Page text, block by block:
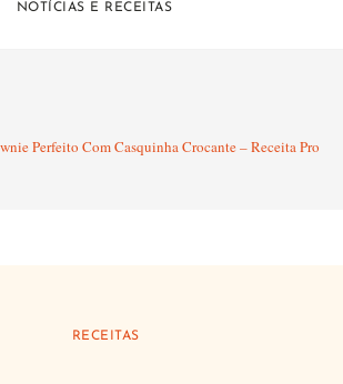
NOTÍCIAS E RECEITAS
Perfeito Com Casquinha Crocante – Receita
RECEITAS